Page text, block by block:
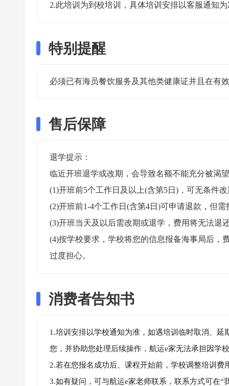
2.此培训为到校培训，具体培训安排以客服通知
特别提醒
必须已有海员餐饮服务及其他类健康证并且在有
售后保障
退学提示：
临近开班退学或改期，会导致名额不能充分被渴
(1)开班前5个工作日及以上(含第5日)，可无条件
(2)开班前1-4个工作日(含第4日)可申请退款，但
(3)开班当天及以后需改期或退学，费用将无法退
(4)按学校要求，学校将您的信息报备海事局后，
过度担心。
消费者告知书
1.培训安排以学校通知为准，如遇培训临时取消、
您，并协助您处理后续操作，航运e家无法承担因学
2.若在您报名成功后、课程开始前，学校调整培训
3.如有疑问，可与航运e家老师联系，联系方式可在